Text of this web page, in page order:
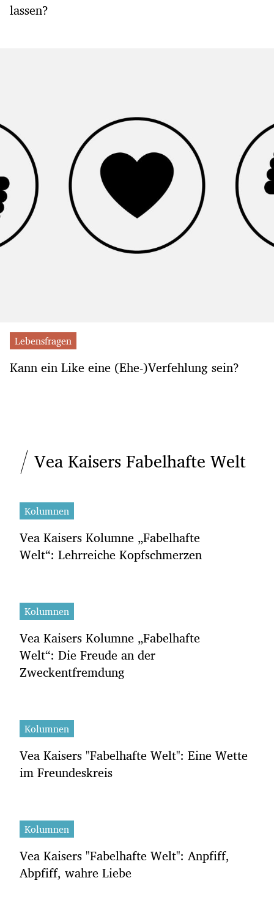
lassen?
Lebensfragen
Kann ein Like eine (Ehe-)Verfehlung sein?
Vea Kaisers Fabelhafte Welt
Kolumnen
Vea Kaisers Kolumne „Fabelhafte
Welt“: Lehrreiche Kopfschmerzen
Kolumnen
Vea Kaisers Kolumne „Fabelhafte
Welt“: Die Freude an der
Zweckentfremdung
Kolumnen
Vea Kaisers "Fabelhafte Welt": Eine Wette
im Freundeskreis
Kolumnen
Vea Kaisers "Fabelhafte Welt": Anpfiff,
Abpfiff, wahre Liebe